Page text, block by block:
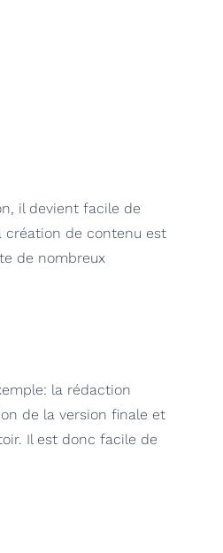
il devient facile de
création de contenu est
de nombreux
la rédaction
de la version finale et
Il est donc facile de